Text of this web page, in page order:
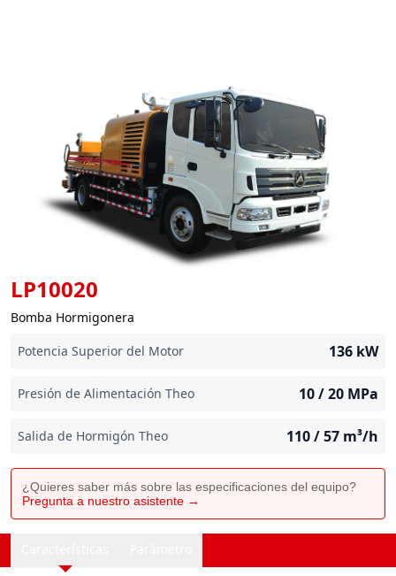
LP10020
Bomba Hormigonera
Potencia Superior del Motor
136 kW
Presión de Alimentación Theo 10 / 20 MPa
Salida de Hormigón Theo 110 / 57 m³/h
¿Quieres saber más sobre las especificaciones del equipo?
Pregunta a nuestro asistente →